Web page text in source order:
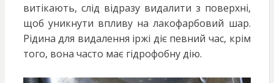
витікають, слід відразу видалити з поверхні,
щоб уникнути впливу на лакофарбовий шар.
Рідина для видалення іржі діє певний час, крім
того, вона часто має гідрофобну дію.